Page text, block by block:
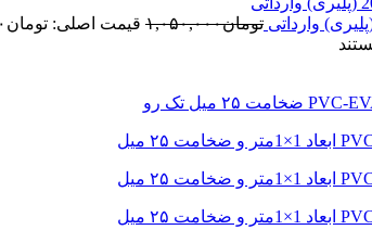
تومان۱,۰۵۰,۰۰۰ قیمت اصلی: تومان۱,۰۵۰,۰۰۰ بود.